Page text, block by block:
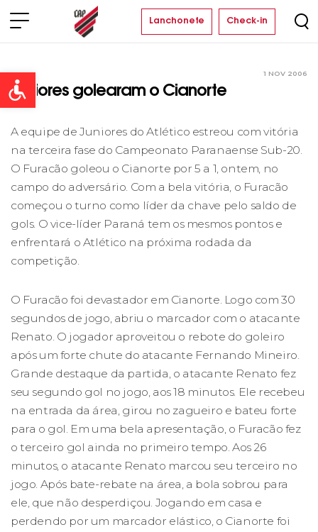
Open toolbar
Lanchonete Check-in
1 NOV 2006
Juniores golearam o Cianorte
A equipe de Juniores do Atlético estreou com vitória
na terceira fase do Campeonato Paranaense Sub-20.
O Furacão goleou o Cianorte por 5 a 1, ontem, no
campo do adversário. Com a bela vitória, o Furacão
começou o turno como líder da chave pelo saldo de
gols. O vice-líder Paraná tem os mesmos pontos e
enfrentará o Atlético na próxima rodada da
competição.
O Furacão foi devastador em Cianorte. Logo com 30
segundos de jogo, abriu o marcador com o atacante
Renato. O jogador aproveitou o rebote do goleiro
após um forte chute do atacante Fernando Mineiro.
Grande destaque da partida, o atacante Renato fez
seu segundo gol no jogo, aos 18 minutos. Ele recebeu
na entrada da área, girou no zagueiro e bateu forte
para o gol. Em uma bela apresentação, o Furacão fez
o terceiro gol ainda no primeiro tempo. Aos 26
minutos, o atacante Renato marcou seu terceiro no
jogo. Após bate-rebate na área, a bola sobrou para
ele, que não desperdiçou. Jogando em casa e
perdendo por um marcador elástico, o Cianorte foi